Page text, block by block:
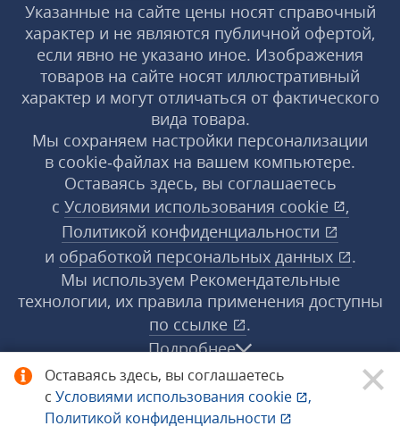
Оставаясь здесь, вы соглашаетесь
с Условиями использования cookie
,
Политикой конфиденциальности
Указанные на сайте цены носят справочный
характер и не являются публичной офертой,
если явно не указано иное. Изображения
товаров на сайте носят иллюстративный
характер и могут отличаться от фактического
вида товара.
Мы сохраняем настройки персонализации
в cookie‑файлах на вашем компьютере.
Оставаясь здесь, вы соглашаетесь
с Условиями использования cookie
,
Политикой конфиденциальности
и обработкой персональных данных
.
Мы используем Рекомендательные
технологии, их правила применения доступны
по ссылке
.
Подробнее
© 1998−2026 «1С‑Рарус» ®. Все права